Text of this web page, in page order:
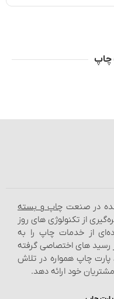
چاپ
در صنعت چاپ و بسته‌
از تکنولوژی‌ های روز
از خدمات چاپ را به
رسید های اختصاصی گرفته
پارت چاپ همواره در تلاش
خود ارائه دهد.